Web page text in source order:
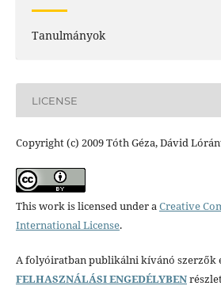
Tanulmányok
LICENSE
Copyright (c) 2009 Tóth Géza, Dávid
This work is licensed under aCreative
International License.
A folyóiratban publikálni kívánó szerzők
FELHASZNÁLÁSI ENGEDÉLYBEN